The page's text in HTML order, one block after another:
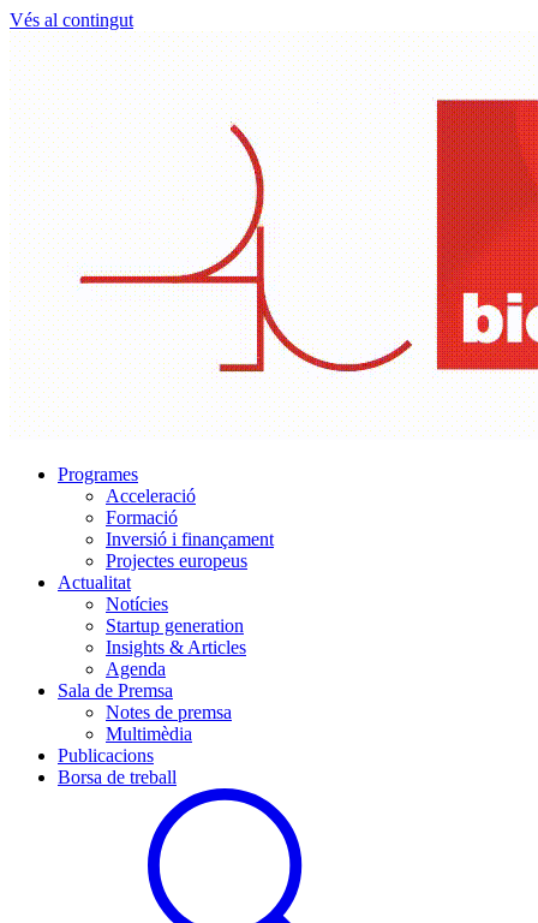
Vés al contingut
Programes
Acceleració
Formació
Inversió i finançament
Projectes europeus
Actualitat
Notícies
Startup generation
Insights & Articles
Agenda
Sala de Premsa
Notes de premsa
Multimèdia
Publicacions
Borsa de treball